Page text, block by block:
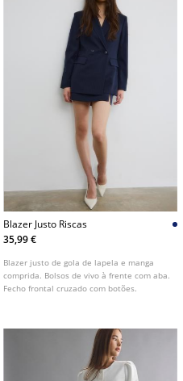
Blazer Justo Riscas
35,99 €
Blazer justo de gola de lapela e manga
comprida. Bolsos de vivo à frente com aba.
Fecho frontal cruzado com botões.